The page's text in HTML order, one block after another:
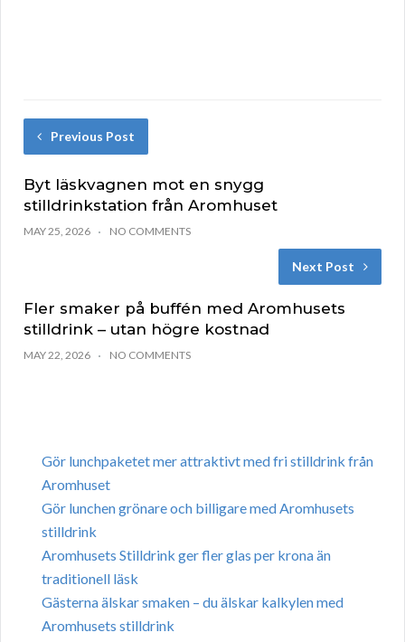
Previous Post
Byt läskvagnen mot en snygg
stilldrinkstation från Aromhuset
MAY 25, 2026 NO COMMENTS
Next Post
Fler smaker på buffén med Aromhusets
stilldrink – utan högre kostnad
MAY 22, 2026 NO COMMENTS
Gör lunchpaketet mer attraktivt med fri stilldrink från
Aromhuset
Gör lunchen grönare och billigare med Aromhusets
stilldrink
Aromhusets Stilldrink ger fler glas per krona än
traditionell läsk
Gästerna älskar smaken – du älskar kalkylen med
Aromhusets stilldrink